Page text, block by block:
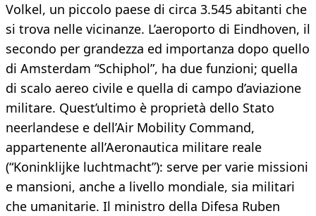
Volkel, un piccolo paese di circa 3.545 abitanti che
si trova nelle vicinanze. L’aeroporto di Eindhoven, il
secondo per grandezza ed importanza dopo quello
di Amsterdam “Schiphol”, ha due funzioni; quella
di scalo aereo civile e quella di campo d’aviazione
militare. Quest’ultimo è proprietà dello Stato
neerlandese e dell’Air Mobility Command,
appartenente all’Aeronautica militare reale
(“Koninklijke luchtmacht”): serve per varie missioni
e mansioni, anche a livello mondiale, sia militari
che umanitarie. Il ministro della Difesa Ruben